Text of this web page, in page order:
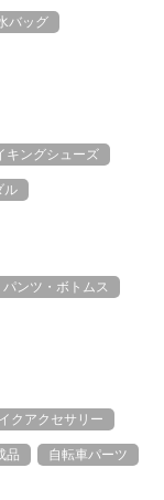
バッグ
キングシューズ
ル
パンツ・ボトムス
クアクセサリー
品 自転車パーツ